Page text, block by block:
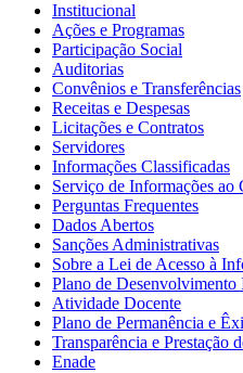
Institucional
Ações e Programas
Participação Social
Auditorias
Convênios e Transferências
Receitas e Despesas
Licitações e Contratos
Servidores
Informações Classificadas
Serviço de Informações ao
Perguntas Frequentes
Dados Abertos
Sanções Administrativas
Sobre a Lei de Acesso à
Plano de
Atividade Docente
Plano de Permanência e
Transparência e Prestação
Enade